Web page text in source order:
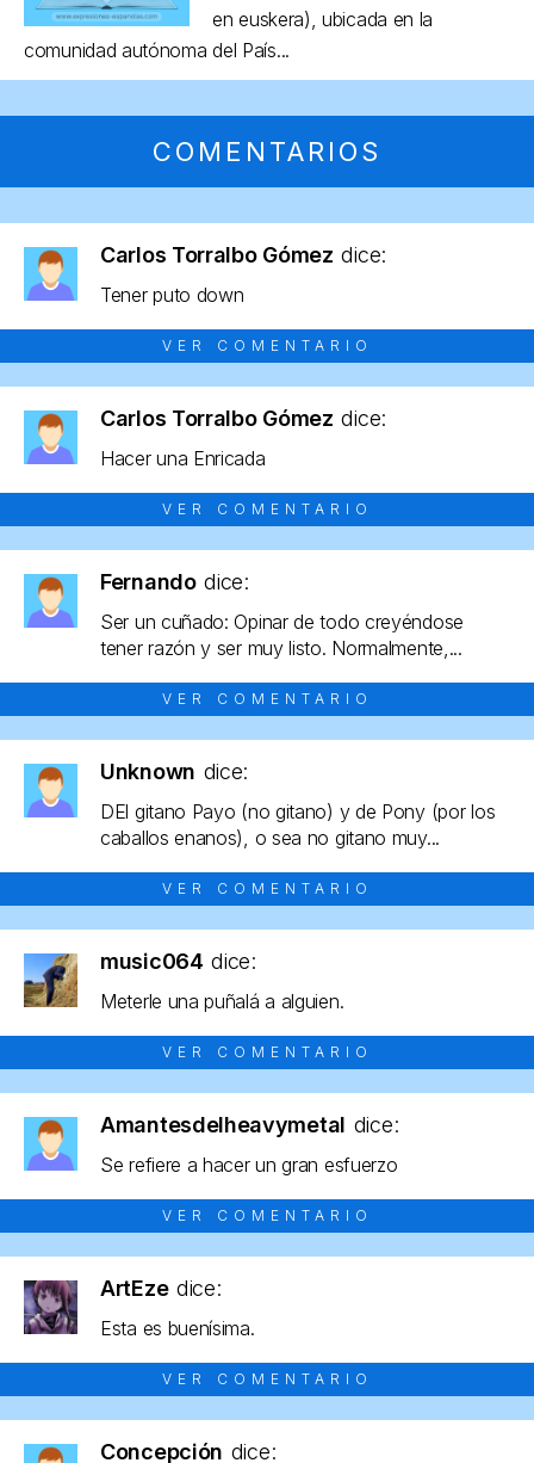
en euskera), ubicada en la
comunidad autónoma del País...
COMENTARIOS
Carlos Torralbo Gómez dice:
Tener puto down
VER COMENTARIO
Carlos Torralbo Gómez dice:
Hacer una Enricada
VER COMENTARIO
Fernando dice:
Ser un cuñado: Opinar de todo creyéndose
tener razón y ser muy listo. Normalmente,...
VER COMENTARIO
Unknown dice:
DEl gitano Payo (no gitano) y de Pony (por los
caballos enanos), o sea no gitano muy...
VER COMENTARIO
music064 dice:
Meterle una puñalá a alguien.
VER COMENTARIO
Amantesdelheavymetal dice:
Se refiere a hacer un gran esfuerzo
VER COMENTARIO
ArtEze dice:
Esta es buenísima.
VER COMENTARIO
Concepción dice: